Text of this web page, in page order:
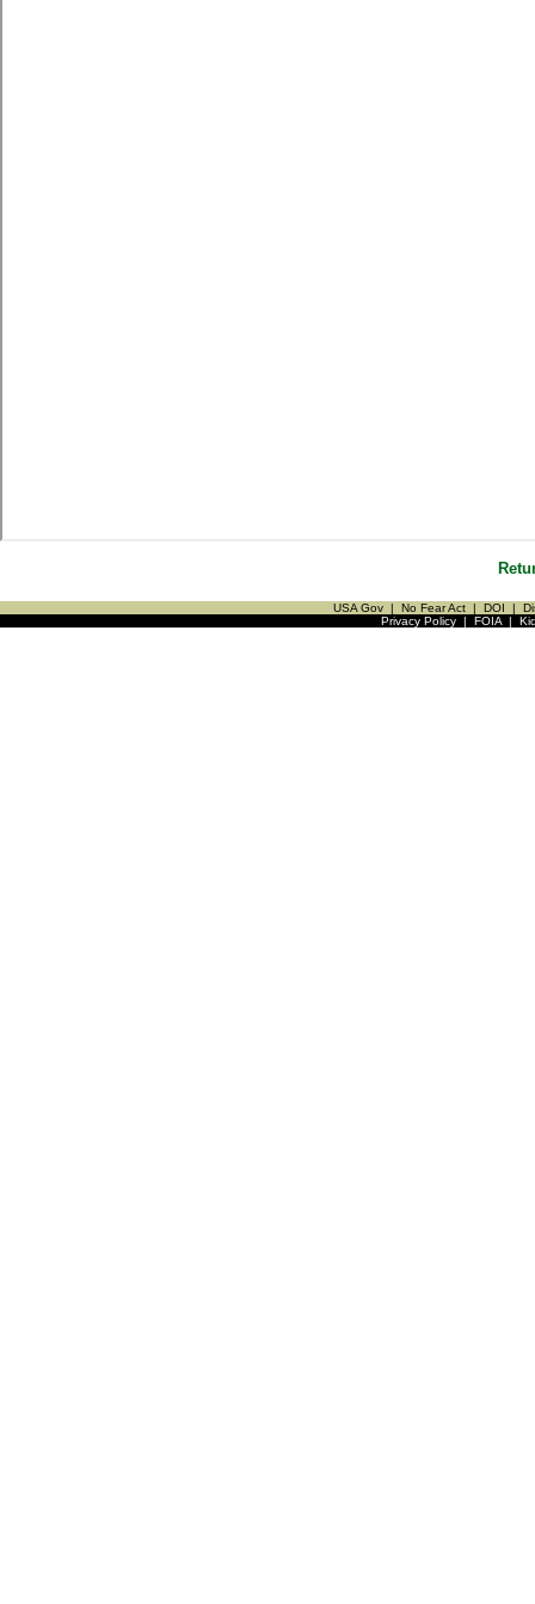
USA Gov | No Fear Act | DOI |
Privacy Policy| FOIA|